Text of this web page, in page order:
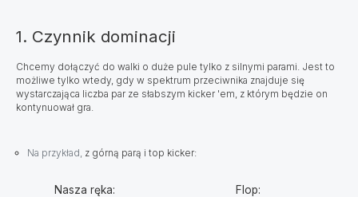
1. Czynnik dominacji
Chcemy dołączyć do walki o duże pule tylko z silnymi parami. Jest to
możliwe tylko wtedy, gdy w spektrum przeciwnika znajduje się
wystarczająca liczba par ze słabszym kicker 'em, z którym będzie on
kontynuował gra.
Na przykład, z górną parą i top kicker:
Nasza ręka: Flop: